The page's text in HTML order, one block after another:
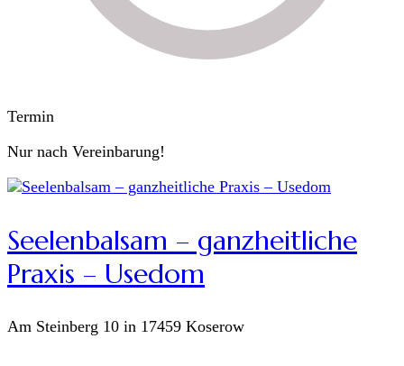
Termin
Nur nach Vereinbarung!
Seelenbalsam – ganzheitliche
Praxis – Usedom
Am Steinberg 10 in 17459 Koserow